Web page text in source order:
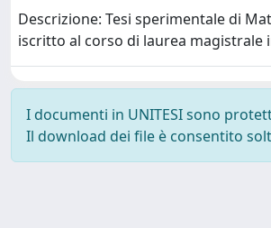
Descrizione: Tesi sperimentale di
iscritto al corso di laurea
I documenti in UNITESI sono
Il download dei file è consentito